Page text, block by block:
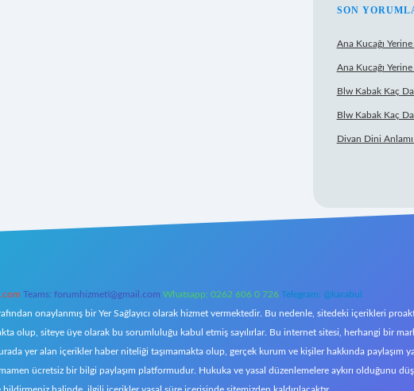
SON
Ana Kucağı Yerine
Ana Kucağı Yerine
Blw Kabak Kaç
Blw Kabak Kaç
Divan Dini
Teams: forumhizmeti@gmail.com Whatsapp: 0262 606 0 726 Telegram: @karabul
onaylanmış bir Yer Sağlayıcı olarak hizmet vermektedir. Bu nedenle, sitedeki içerikleri
olup, siteye üye olarak bu sorumluluğu kabul etmiş sayılırlar. Bu internet sitesi, herhangi bir
yer alan içerikler haber niteliği taşımamakta olup, gerçek kurum ve kişiler hakkında paylaşım
ücretsiz bir bilgi paylaşım platformudur. Hukuka ve yasal düzenlemelere aykırı olduğunu